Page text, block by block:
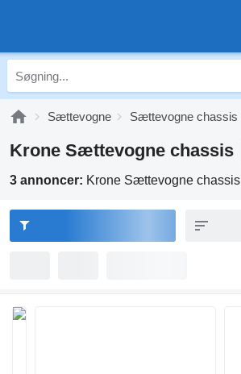
Sættevogne Sættevogne chassis
Krone Sættevogne chassis
3 annoncer: Krone Sættevogne chassis